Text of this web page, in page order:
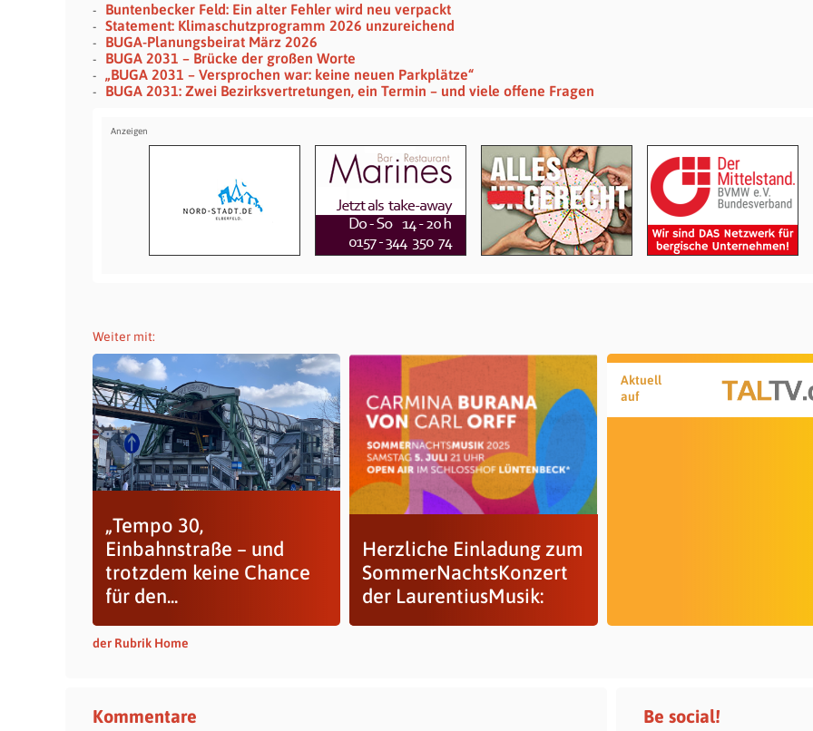
Buntenbecker Feld: Ein alter Fehler wird neu verpackt
Statement: Klimaschutzprogramm 2026 unzureichend
BUGA-Planungsbeirat März 2026
BUGA 2031 – Brücke der großen Worte
„BUGA 2031 – Versprochen war: keine neuen Parkplätze“
BUGA 2031: Zwei Bezirksvertretungen, ein Termin – und viele offene Fragen
Weiter mit:
„Tempo 30,
Einbahnstraße – und
trotzdem keine Chance
für den...
Herzliche Einladung zum
SommerNachtsKonzert
der LaurentiusMusik:
Aktuell
auf
der Rubrik Home
Kommentare Be social!